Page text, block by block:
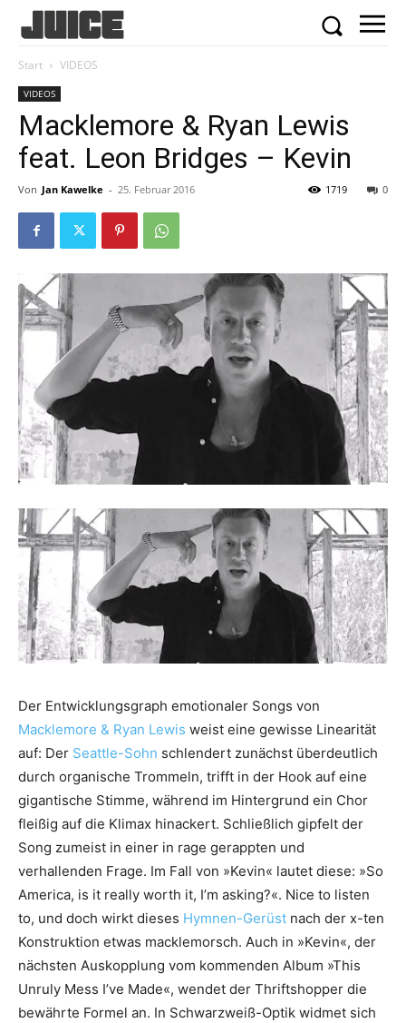
Start VIDEOS
VIDEOS
Macklemore & Ryan Lewis
feat. Leon Bridges – Kevin
Von Jan Kawelke - 25. Februar 2016 0
1719
Der Entwicklungsgraph emotionaler Songs von
Macklemore & Ryan Lewis weist eine gewisse Linearität
auf: Der Seattle-Sohn schlendert zunächst überdeutlich
durch organische Trommeln, trifft in der Hook auf eine
gigantische Stimme, während im Hintergrund ein Chor
fleißig auf die Klimax hinackert. Schließlich gipfelt der
Song zumeist in einer in rage gerappten und
verhallenden Frage. Im Fall von »Kevin« lautet diese: »So
America, is it really worth it, I’m asking?«. Nice to listen
to, und doch wirkt dieses Hymnen-Gerüst nach der x-ten
Konstruktion etwas macklemorsch. Auch in »Kevin«, der
nächsten Auskopplung vom kommenden Album »This
Unruly Mess I’ve Made«, wendet der Thriftshopper die
bewährte Formel an. In Schwarzweiß-Optik widmet sich